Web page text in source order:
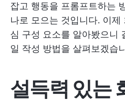
잡고 행동을 프롬프트하는
나로 모으는 것입니다. 이제
심 구성 요소를 알아봤으니
일 작성 방법을 살펴보겠습
설득력 있는